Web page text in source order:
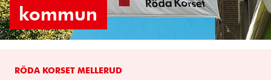
kommun
RÖDA KORSET MELLERUD